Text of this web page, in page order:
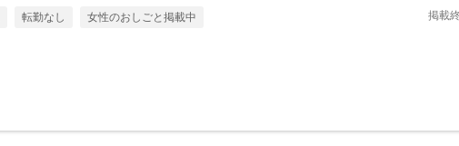
転勤なし 女性のおしごと掲載中 掲載